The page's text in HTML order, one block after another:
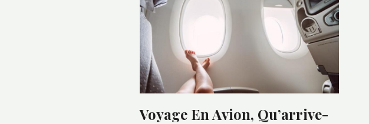
Voyage En Avion, Qu’arrive-